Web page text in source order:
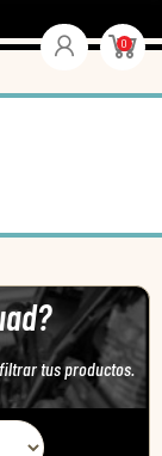
0
tus productos.